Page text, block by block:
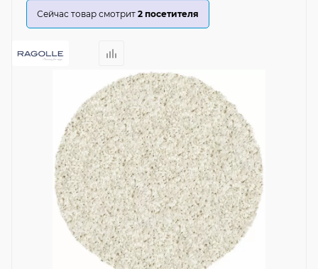
Сейчас товар смотрит 2 посетителя